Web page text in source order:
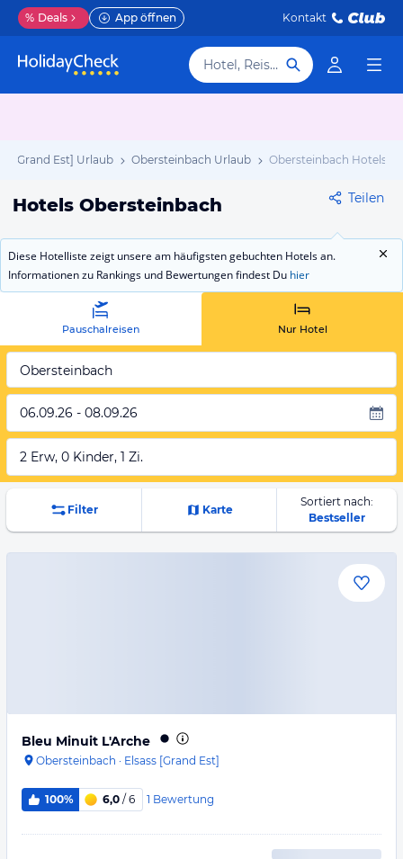
% Deals App öffnen Kontakt
Hotel, Reiseziel
[Grand Est] Urlaub Obersteinbach Urlaub Obersteinbach Hotels
Hotels Obersteinbach Teilen
Diese Hotelliste zeigt unsere am häufigsten gebuchten Hotels an.
Informationen zu Rankings und Bewertungen findest Du hier
Pauschalreisen Nur Hotel
Obersteinbach
06.09.26 - 08.09.26
2 Erw, 0 Kinder, 1 Zi.
Filter Karte
Sortiert nach:
Bestseller
Bleu Minuit L'Arche
Obersteinbach · Elsass [Grand Est]
100% 6,0 / 6 1 Bewertung